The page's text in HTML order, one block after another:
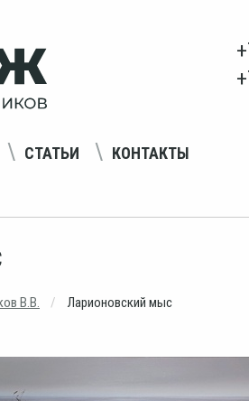
СТАТЬИ КОНТАКТЫ
В.В. Ларионовский мыс